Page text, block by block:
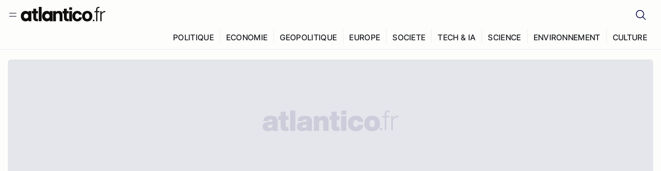
POLITIQUE ECONOMIE GEOPOLITIQUE EUROPE SOCIETE TECH & IA SCIENCE ENVIRONNEMENT CULTURE